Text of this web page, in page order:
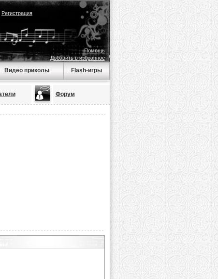
Регистрация
Помощь
Добавить в избранное
Видео приколы Flash-игры
Форум